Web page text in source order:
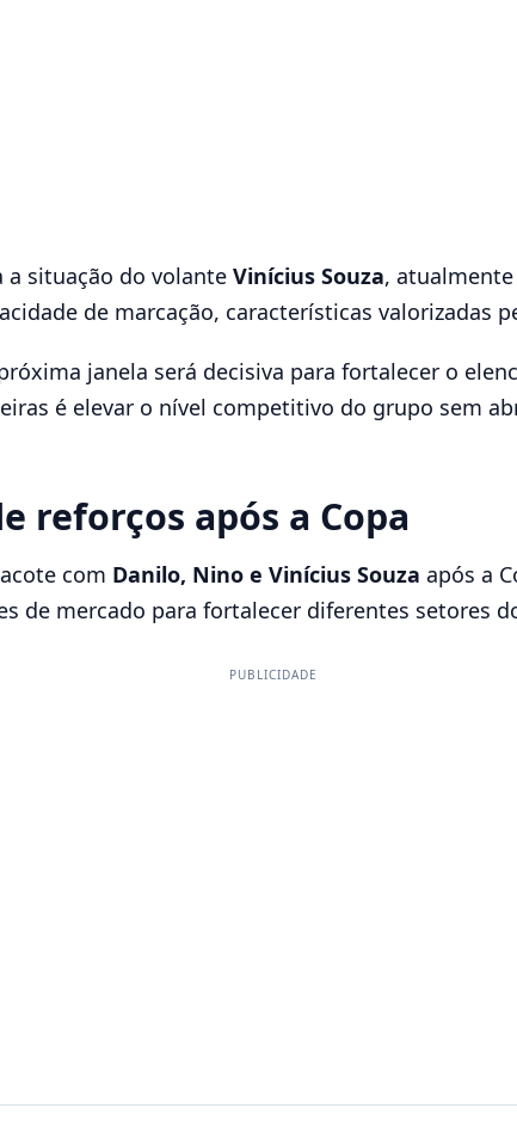
situação do volante Vinícius Souza,
de marcação, características valorizadas
janela será decisiva para fortalecer o
é elevar o nível competitivo do grupo sem
reforços após a Copa
com Danilo, Nino e Vinícius Souza após a
de mercado para fortalecer diferentes setores
PUBLICIDADE